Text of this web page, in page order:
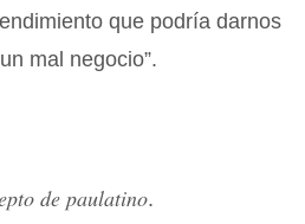
que podría darnos
mal negocio”.
de paulatino.